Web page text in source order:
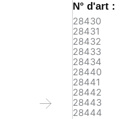
N° d'art :
28430
28431
28432
28433
28434
28440
28441
28442
28443
28444